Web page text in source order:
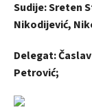
Sudije: Sreten
Nikodijević,
Delegat:
Petrović;